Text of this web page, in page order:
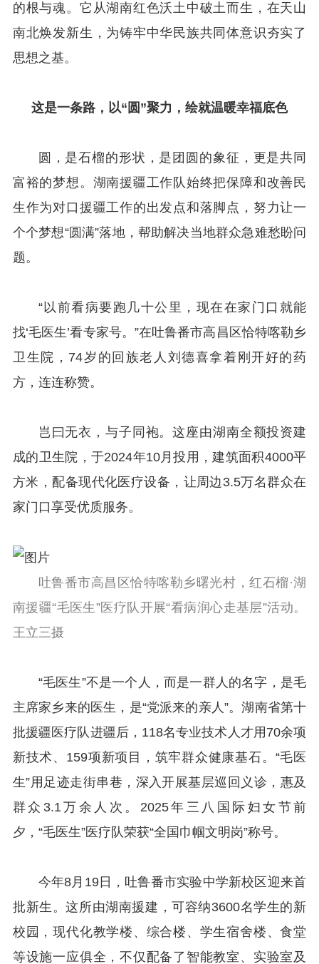
的根与魂。它从湖南红色沃土中破土而生，在天山
南北焕发新生，为铸牢中华民族共同体意识夯实了
思想之基。
这是一条路， 以“圆”聚力，绘就温暖幸福底色
圆，是石榴的形状，是团圆的象征，更是共同
富裕的梦想。湖南援疆工作队始终把保障和改善民
生作为对口援疆工作的出发点和落脚点，努力让一
个个梦想“圆满”落地，帮助解决当地群众急难愁盼问
题。
“以前看病要跑几十公里，现在在家门口就能
找‘毛医生’看专家号。”在吐鲁番市高昌区恰特喀勒乡
卫生院，74岁的回族老人刘德喜拿着刚开好的药
方，连连称赞。
岂曰无衣，与子同袍。这座由湖南全额投资建
成的卫生院，于2024年10月投用，建筑面积4000平
方米，配备现代化医疗设备，让周边3.5万名群众在
家门口享受优质服务。
吐鲁番市高昌区恰特喀勒乡曙光村，红石榴·湖
南援疆“毛医生”医疗队开展“看病润心走基层”活动。
王立三摄
“毛医生”不是一个人，而是一群人的名字，是毛
主席家乡来的医生，是“党派来的亲人”。湖南省第十
批援疆医疗队进疆后，118名专业技术人才用70余项
新技术、159项新项目，筑牢群众健康基石。“毛医
生”用足迹走街串巷，深入开展基层巡回义诊，惠及
群众3.1万余人次。2025年三八国际妇女节前
夕，“毛医生”医疗队荣获“全国巾帼文明岗”称号。
今年8月19日，吐鲁番市实验中学新校区迎来首
批新生。这所由湖南援建，可容纳3600名学生的新
校园，现代化教学楼、综合楼、学生宿舍楼、食堂
等设施一应俱全，不仅配备了智能教室、实验室及